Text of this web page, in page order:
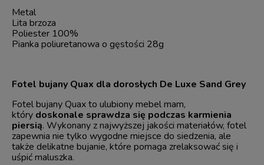
Metal
Lita brzoza
Poliester 100%
Pianka poliuretanowa o gęstości 28g
Fotel bujany Quax dla dorosłych De Luxe Sand Grey
Fotel bujany Quax to ulubiony mebel mam,
który doskonale sprawdza się podczas karmienia
piersią. Wykonany z najwyższej jakości materiałów, fotel
zapewnia nie tylko wygodne miejsce do siedzenia, ale
także delikatne bujanie, które pomaga zrelaksować się i
uśpić maluszka.